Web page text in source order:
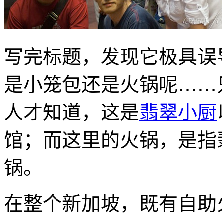
写完标题，发现它极具
是小笼包还是火锅呢……
人才知道，这是翡翠小厨
馆；而这里的火锅，是
锅。
在整个新加坡，既有自